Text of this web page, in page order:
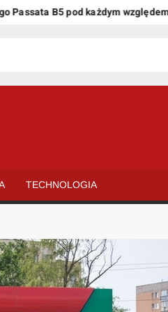
B5 pod każdym względem
TECHNOLOGIA